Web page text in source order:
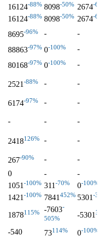
16124-88% 8098-50% 2674-
16124-88% 8098-50% 2674-
8695-96% -
-
88863-97% 0-100%
-
80168-97% 0-100%
-
2521 -88% -
-
6174-97% -
-
- -
-
2418126% -
-
267-90% -
-
0 -
-
1051 -100% 311 -70% 0-100%
1421 -100% 7841 452% 5301 -
1878115% -7603-
505%
-5301
-540 73114% 0-100%